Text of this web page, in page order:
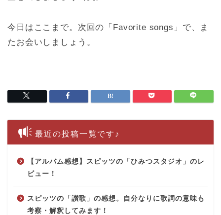
今日はここまで。次回の「Favorite songs」で、ま
たお会いしましょう。
最近の投稿一覧です♪
【アルバム感想】スピッツの「ひみつスタジオ」のレ
ビュー！
スピッツの「讃歌」の感想。自分なりに歌詞の意味も
考察・解釈してみます！